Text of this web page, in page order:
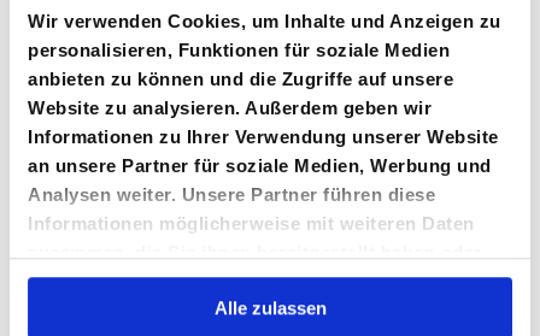
Wir verwenden Cookies, um Inhalte und Anzeigen zu
personalisieren, Funktionen für soziale Medien
anbieten zu können und die Zugriffe auf unsere
Website zu analysieren. Außerdem geben wir
Informationen zu Ihrer Verwendung unserer Website
an unsere Partner für soziale Medien, Werbung und
Analysen weiter. Unsere Partner führen diese
Informationen möglicherweise mit weiteren Daten
die sie im Rahmen Ihrer Nutzung der Dienste
Alle zulassen
Lorem ipsum dolor sit amet, consectetur adipiscing
VonFabian Dilger | 1. August 2019 | General
0 Kommentare
Weiterlesen